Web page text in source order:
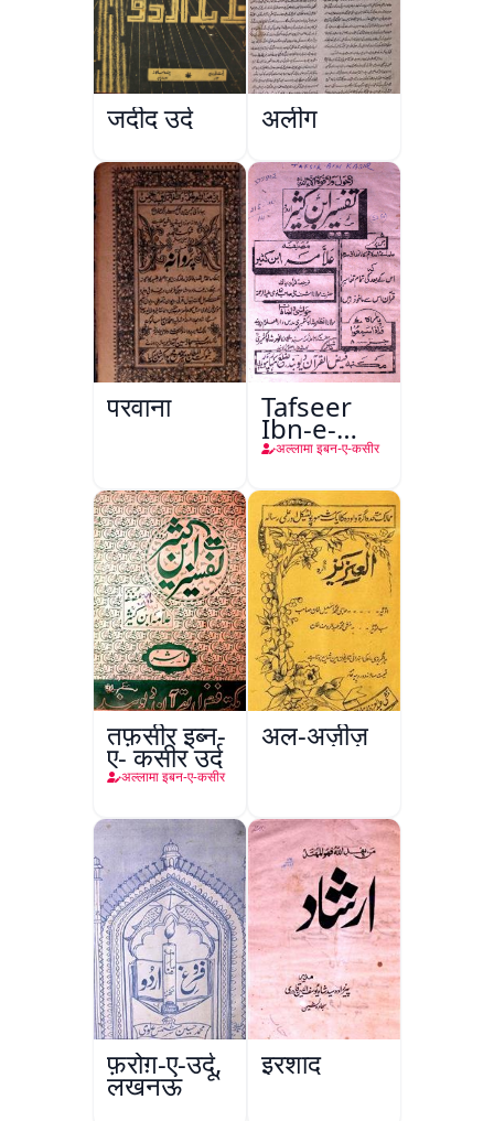
जदीद उर्दू अलीग
परवाना Tafseer
Ibn-e-
Kaseer
अल्लामा इबन-ए-कसीर
तफ़सीर इब्न-
ए- कसीर उर्दू
अल्लामा इबन-ए-कसीर
अल-अज़ीज़
फ़रोग़-ए-उर्दू,
लखनऊ
इरशाद